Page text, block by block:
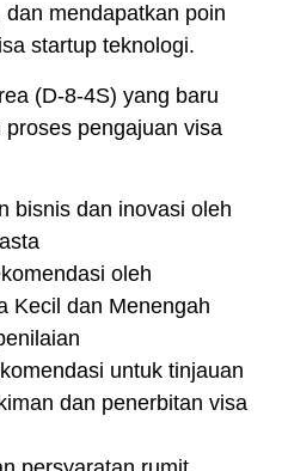
mendapatkan poin
startup teknologi.
(D-8-4S) yang baru
pengajuan visa
bisnis dan inovasi oleh
oleh
Kecil dan Menengah
untuk tinjauan
dan penerbitan visa